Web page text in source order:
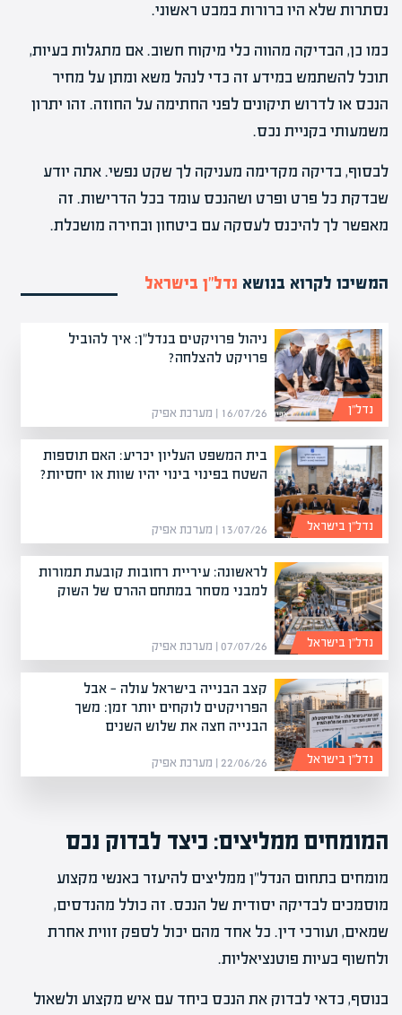
נסתרות שלא היו ברורות במבט ראשוני.
כמו כן, הבדיקה מהווה כלי מיקוח חשוב. אם מתגלות בעיות,
תוכל להשתמש במידע זה כדי לנהל משא ומתן על מחיר
הנכס או לדרוש תיקונים לפני החתימה על החוזה. זהו יתרון
משמעותי בקניית נכס.
לבסוף, בדיקה מקדימה מעניקה לך שקט נפשי. אתה יודע
שבדקת כל פרט ופרט ושהנכס עומד בכל הדרישות. זה
מאפשר לך להיכנס לעסקה עם ביטחון ובחירה מושכלת.
המשיכו לקרוא בנושא נדל”ן בישראל
ניהול פרויקטים בנדל"ן: איך להוביל
פרויקט להצלחה?
16/07/26 | מערכת אפיק נדל”ן
בית המשפט העליון יכריע: האם תוספות
השטח בפינוי בינוי יהיו שוות או יחסיות?
13/07/26 | מערכת אפיק נדל”ן בישראל
לראשונה: עיריית רחובות קובעת תמורות
למבני מסחר במתחם ההרס של השוק
07/07/26 | מערכת אפיק נדל”ן בישראל
קצב הבנייה בישראל עולה — אבל
הפרויקטים לוקחים יותר זמן: משך
הבנייה חצה את שלוש השנים
22/06/26 | מערכת אפיק נדל”ן בישראל
המומחים ממליצים: כיצד לבדוק נכס
מומחים בתחום הנדל"ן ממליצים להיעזר באנשי מקצוע
מוסמכים לבדיקה יסודית של הנכס. זה כולל מהנדסים,
שמאים, ועורכי דין. כל אחד מהם יכול לספק זווית אחרת
ולחשוף בעיות פוטנציאליות.
בנוסף, כדאי לבדוק את הנכס ביחד עם איש מקצוע ולשאול